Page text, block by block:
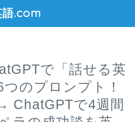
語.com
で「話せる英
のプロンプト！
ChatGPTで4週間